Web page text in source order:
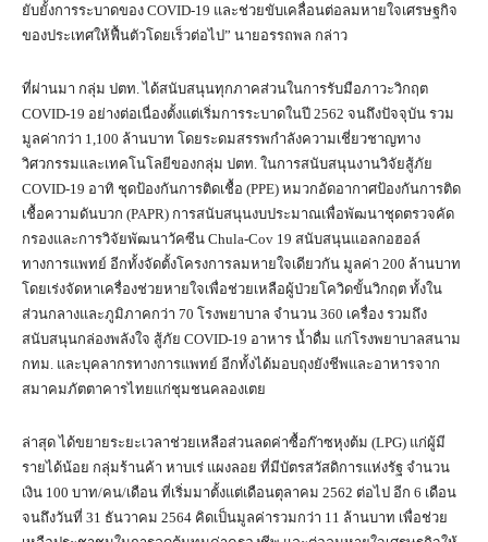
ยับยั้งการระบาดของ COVID-19 และช่วยขับเคลื่อนต่อลมหายใจเศรษฐกิจ
ของประเทศให้ฟื้นตัวโดยเร็วต่อไป” นายอรรถพล กล่าว
ที่ผ่านมา กลุ่ม ปตท. ได้สนับสนุนทุกภาคส่วนในการรับมือภาวะวิกฤต
COVID-19 อย่างต่อเนื่องตั้งแต่เริ่มการระบาดในปี 2562 จนถึงปัจจุบัน รวม
มูลค่ากว่า 1,100 ล้านบาท โดยระดมสรรพกำลังความเชี่ยวชาญทาง
วิศวกรรมและเทคโนโลยีของกลุ่ม ปตท. ในการสนับสนุนงานวิจัยสู้ภัย
COVID-19 อาทิ ชุดป้องกันการติดเชื้อ (PPE) หมวกอัดอากาศป้องกันการติด
เชื้อความดันบวก (PAPR) การสนับสนุนงบประมาณเพื่อพัฒนาชุดตรวจคัด
กรองและการวิจัยพัฒนาวัคซีน Chula-Cov 19 สนับสนุนแอลกอฮอล์
ทางการแพทย์ อีกทั้งจัดตั้งโครงการลมหายใจเดียวกัน มูลค่า 200 ล้านบาท
โดยเร่งจัดหาเครื่องช่วยหายใจเพื่อช่วยเหลือผู้ป่วยโควิดขั้นวิกฤต ทั้งใน
ส่วนกลางและภูมิภาคกว่า 70 โรงพยาบาล จำนวน 360 เครื่อง รวมถึง
สนับสนุนกล่องพลังใจ สู้ภัย COVID-19 อาหาร น้ำดื่ม แก่โรงพยาบาลสนาม
กทม. และบุคลากรทางการแพทย์ อีกทั้งได้มอบถุงยังชีพและอาหารจาก
สมาคมภัตตาคารไทยแก่ชุมชนคลองเตย
ล่าสุด ได้ขยายระยะเวลาช่วยเหลือส่วนลดค่าซื้อก๊าซหุงต้ม (LPG) แก่ผู้มี
รายได้น้อย กลุ่มร้านค้า หาบเร่ แผงลอย ที่มีบัตรสวัสดิการแห่งรัฐ จำนวน
เงิน 100 บาท/คน/เดือน ที่เริ่มมาตั้งแต่เดือนตุลาคม 2562 ต่อไป อีก 6 เดือน
จนถึงวันที่ 31 ธันวาคม 2564 คิดเป็นมูลค่ารวมกว่า 11 ล้านบาท เพื่อช่วย